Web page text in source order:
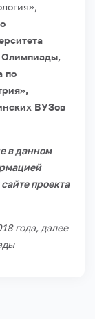
Олимпиады,
по
ВУЗов
в данном
проекта
года, далее